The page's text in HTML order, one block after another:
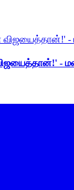
விஜயைத்தான்!'